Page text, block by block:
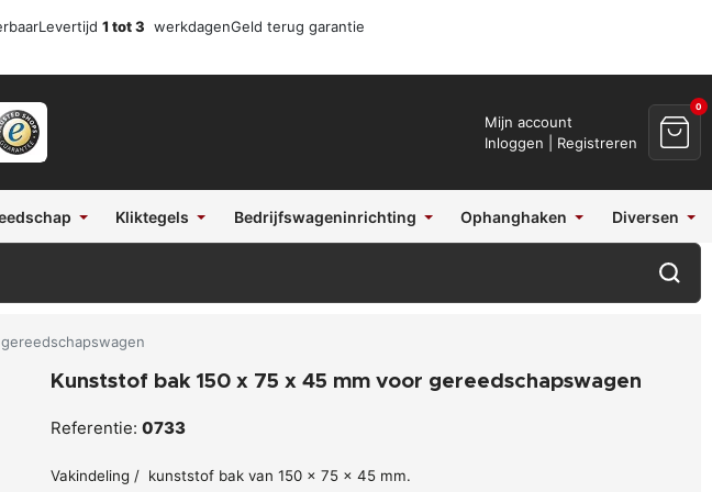
Levertijd 1 tot 3 werkdagenGeld terug garantie
Mijn account
Inloggen | Registreren
0
Kliktegels Bedrijfswageninrichting Ophanghaken Diversen
Kunststof bak 150 x 75 x 45 mm voor gereedschapswagen
Referentie: 0733
Vakindeling / kunststof bak van 150 x 75 x 45 mm.